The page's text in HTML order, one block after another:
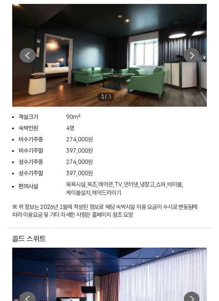
1/ 3
객실크기
90m²
숙박인원
4명
비수기주중
274,000원
비수기주말
397,000원
성수기주중
274,000원
성수기주말
397,000원
편의시설
목욕시설,욕조,에어콘,TV,인터넷,냉장고,쇼파,테이블,
케이블설치,헤어드라이기
※ 위 정보는 2026년 1월에 작성된 정보로 해당 숙박시설 이용 요금이 수시로 변동됨에
따라 이용요금 및 기타 자세한 사항은 홈페이지 참조 요망
골드 스위트